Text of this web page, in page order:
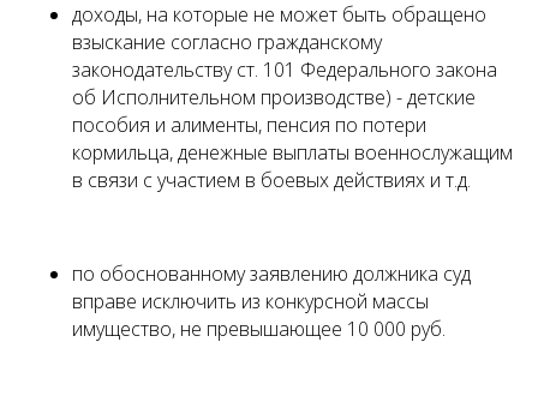
доходы, на которые не может быть обращено
взыскание согласно гражданскому
законодательству ст. 101 Федерального закона
об Исполнительном производстве) - детские
пособия и алименты, пенсия по потери
кормильца, денежные выплаты военнослужащим
в связи с участием в боевых действиях и т.д.
по обоснованному заявлению должника суд
вправе исключить из конкурсной массы
имущество, не превышающее 10 000 руб.